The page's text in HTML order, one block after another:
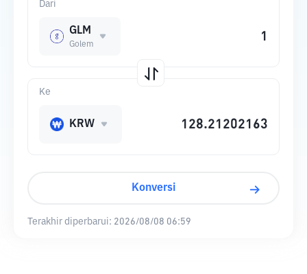
Dari
GLM
Golem
Ke
KRW
Konversi
Terakhir diperbarui: 2026/08/08 06:59